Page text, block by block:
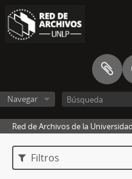
Navegar
Red de Archivos de la
Filtros